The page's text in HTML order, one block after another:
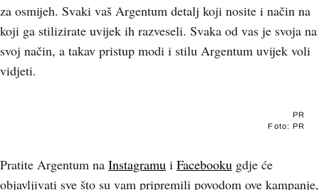
za osmijeh. Svaki vaš Argentum detalj koji nosite i način na
koji ga stilizirate uvijek ih razveseli. Svaka od vas je svoja na
svoj način, a takav pristup modi i stilu Argentum uvijek voli
vidjeti.
PR
Foto: PR
Pratite Argentum na Instagramu i Facebooku gdje će
objavljivati sve što su vam pripremili povodom ove kampanje,